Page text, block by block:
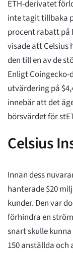
ETH-derivatet
inte tagit tillbaka
procent rabatt på
visade att Celsius
den till en av de
Enligt
utvärdering på
innebär att det
börsvärdet för
Celsius
Innan dess
hanterade $20
kunder. Den var
förhindra en
snart skulle
150 anställda